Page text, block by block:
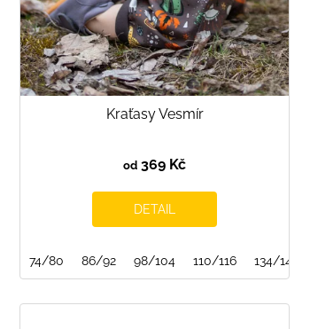
Kraťasy Vesmír
od 369 Kč
DETAIL
74/80 86/92 98/104 110/116 134/140